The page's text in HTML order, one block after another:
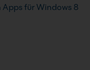
für Windows 8